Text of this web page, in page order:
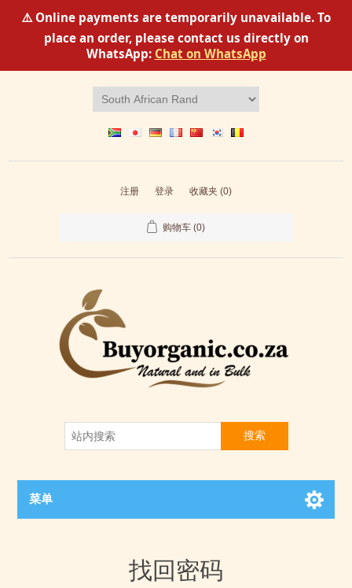
⚠️ Online payments are temporarily unavailable. To
place an order, please contact us directly on
WhatsApp: Chat on WhatsApp
注册 登录 收藏夹 (0)
购物车 (0)
搜索
菜单
找回密码